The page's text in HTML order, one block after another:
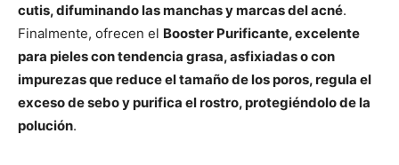
cutis, difuminando las manchas y marcas del acné.
Finalmente, ofrecen el Booster Purificante, excelente
para pieles con tendencia grasa, asfixiadas o con
impurezas que reduce el tamaño de los poros, regula el
exceso de sebo y purifica el rostro, protegiéndolo de la
polución.